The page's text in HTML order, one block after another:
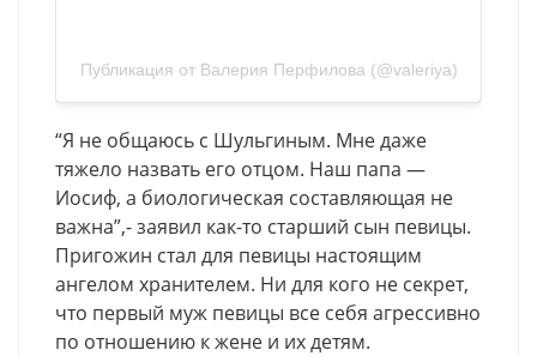
Публикация от Валерия Перфилова (@valeriya)
“Я не общаюсь с Шульгиным. Мне даже
тяжело назвать его отцом. Наш папа —
Иосиф, а биологическая составляющая не
важна”,- заявил как-то старший сын певицы.
Пригожин стал для певицы настоящим
ангелом хранителем. Ни для кого не секрет,
что первый муж певицы все себя агрессивно
по отношению к жене и их детям.